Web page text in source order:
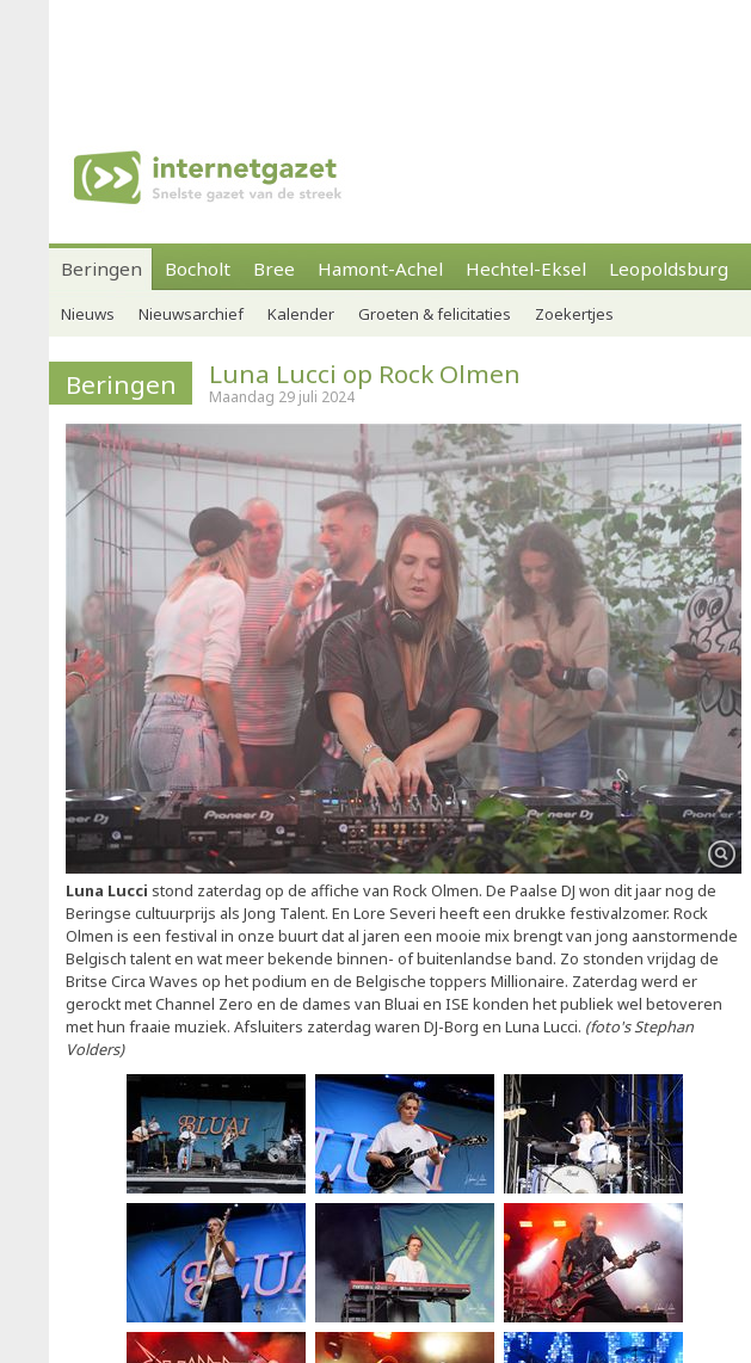
Beringen Bocholt Bree Hamont-Achel Hechtel-Eksel Leopoldsburg
Nieuws Nieuwsarchief Kalender Groeten & felicitaties Zoekertjes
Beringen Luna Lucci op Rock Olmen
Maandag 29 juli 2024
Luna Lucci stond zaterdag op de affiche van Rock Olmen. De Paalse DJ won dit jaar nog de
Beringse cultuurprijs als Jong Talent. En Lore Severi heeft een drukke festivalzomer. Rock
Olmen is een festival in onze buurt dat al jaren een mooie mix brengt van jong aanstormende
Belgisch talent en wat meer bekende binnen- of buitenlandse band. Zo stonden vrijdag de
Britse Circa Waves op het podium en de Belgische toppers Millionaire. Zaterdag werd er
gerockt met Channel Zero en de dames van Bluai en ISE konden het publiek wel betoveren
met hun fraaie muziek. Afsluiters zaterdag waren DJ-Borg en Luna Lucci. (foto's Stephan
Volders)